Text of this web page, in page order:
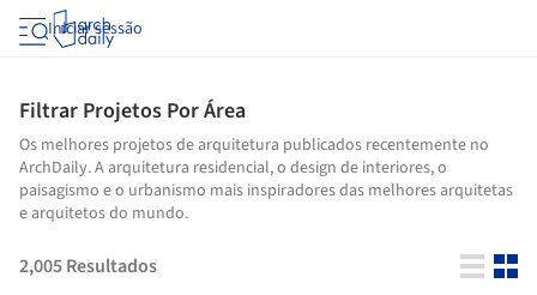
Iniciar sessão
Filtrar Projetos Por Área
Os melhores projetos de arquitetura publicados recentemente no
ArchDaily. A arquitetura residencial, o design de interiores, o
paisagismo e o urbanismo mais inspiradores das melhores arquitetas
e arquitetos do mundo.
2,005Resultados